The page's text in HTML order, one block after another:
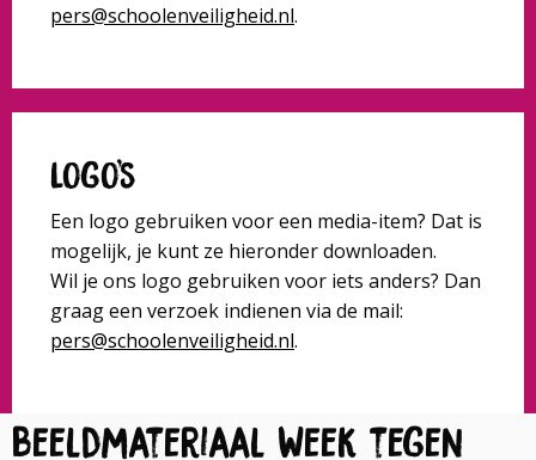
pers@schoolenveiligheid.nl.
Logo’s
Een logo gebruiken voor een media-item? Dat is
mogelijk, je kunt ze hieronder downloaden.
Wil je ons logo gebruiken voor iets anders? Dan
graag een verzoek indienen via de mail:
pers@schoolenveiligheid.nl.
Beeldmateriaal Week tegen